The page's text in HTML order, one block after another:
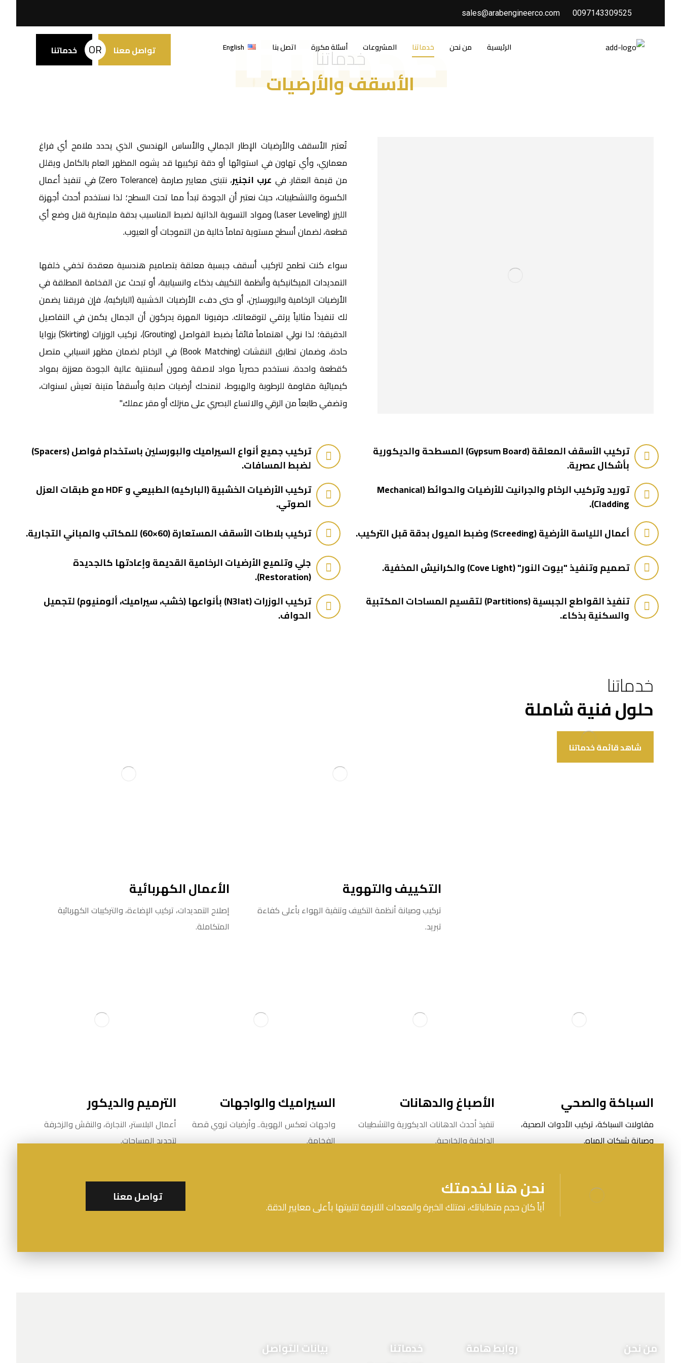
0097143309525
sales@arabengineerco.com
الرئيسية من نحن خدماتنا المشروعات أسئلة مكررة اتصل بنا English تواصل معنا OR خدماتنا خدماتنا
خدماتنا
الأسقف والأرضيات
تُعتبر الأسقف والأرضيات الإطار الجمالي والأساس الهندسي الذي يحدد ملامح أي فراغ
معماري، وأي تهاون في استوائها أو دقة تركيبها قد يشوه المظهر العام بالكامل ويقلل
من قيمة العقار. في عرب انجنير
، نتبنى معايير صارمة (Zero Tolerance) في تنفيذ أعمال
الكسوة والتشطيبات، حيث نعتبر أن الجودة تبدأ مما تحت السطح؛ لذا نستخدم أحدث أجهزة
الليزر (Laser Leveling) ومواد التسوية الذاتية لضبط المناسيب بدقة مليمترية قبل وضع أي
قطعة، لضمان أسطح مستوية تماماً خالية من التموجات أو العيوب.
سواء كنت تطمح لتركيب أسقف جبسية معلقة بتصاميم هندسية معقدة تخفي خلفها
التمديدات الميكانيكية وأنظمة التكييف بذكاء وانسيابية، أو تبحث عن الفخامة المطلقة في
الأرضيات الرخامية والبورسلين، أو حتى دفء الأرضيات الخشبية (الباركيه)، فإن فريقنا يضمن
لك تنفيذاً مثالياً يرتقي لتوقعاتك. حرفيونا المهرة يدركون أن الجمال يكمن في التفاصيل
الدقيقة؛ لذا نولي اهتماماً فائقاً بضبط الفواصل (Grouting)، تركيب الوزرات (Skirting) بزوايا
حادة، وضمان تطابق النقشات (Book Matching) في الرخام لضمان مظهر انسيابي متصل
كقطعة واحدة. نستخدم حصرياً مواد لاصقة ومون أسمنتية عالية الجودة معززة بمواد
كيميائية مقاومة للرطوبة والهبوط، لنمنحك أرضيات صلبة وأسقفاً متينة تعيش لسنوات،
وتضفي طابعاً من الرقي والاتساع البصري على منزلك أو مقر عملك."
تركيب الأسقف المعلقة (Gypsum Board) المسطحة والديكورية
بأشكال عصرية.
تركيب جميع أنواع السيراميك والبورسلين باستخدام فواصل (Spacers)
لضبط المسافات.
توريد وتركيب الرخام والجرانيت للأرضيات والحوائط (Mechanical
Cladding).
تركيب الأرضيات الخشبية (الباركيه) الطبيعي و HDF مع طبقات العزل
الصوتي.
أعمال اللياسة الأرضية (Screeding) وضبط الميول بدقة قبل التركيب.
تركيب بلاطات الأسقف المستعارة (60×60) للمكاتب والمباني التجارية.
تصميم وتنفيذ "بيوت النور" (Cove Light) والكرانيش المخفية.
جلي وتلميع الأرضيات الرخامية القديمة وإعادتها كالجديدة
(Restoration).
تنفيذ القواطع الجبسية (Partitions) لتقسيم المساحات المكتبية
والسكنية بذكاء.
تركيب الوزرات (N3lat) بأنواعها (خشب، سيراميك، ألومنيوم) لتجميل
الحواف.
خدماتنا
حلول فنية شاملة
شاهد قائمة خدماتنا
التكييف والتهوية
تركيب وصيانة أنظمة التكييف وتنقية الهواء بأعلى كفاءة
تبريد.
الأعمال الكهربائية
إصلاح التمديدات، تركيب الإضاءة، والتركيبات الكهربائية
المتكاملة.
السباكة والصحي
مقاولات السباكة، تركيب الأدوات الصحية،
وصيانة شبكات المياه.
الأصباغ والدهانات
تنفيذ أحدث الدهانات الديكورية والتشطيبات
الداخلية والخارجية.
السيراميك والواجهات
واجهات تعكس الهوية.. وأرضيات تروي قصة
الفخامة.
الترميم والديكور
أعمال البلاستر، النجارة، والنقش والزخرفة
لتجديد المساحات.
نحن هنا لخدمتك
أياً كان حجم متطلباتك، نمتلك الخبرة والمعدات اللازمة لتلبيتها بأعلى معايير الدقة.
تواصل معنا
من نحن روابط هامة خدماتنا بيانات التواصل